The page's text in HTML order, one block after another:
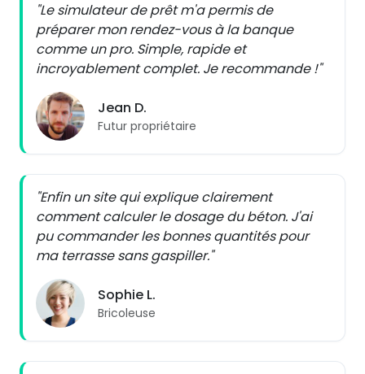
"Le simulateur de prêt m'a permis de
préparer mon rendez-vous à la banque
comme un pro. Simple, rapide et
incroyablement complet. Je recommande !"
Jean D.
Futur propriétaire
"Enfin un site qui explique clairement
comment calculer le dosage du béton. J'ai
pu commander les bonnes quantités pour
ma terrasse sans gaspiller."
Sophie L.
Bricoleuse